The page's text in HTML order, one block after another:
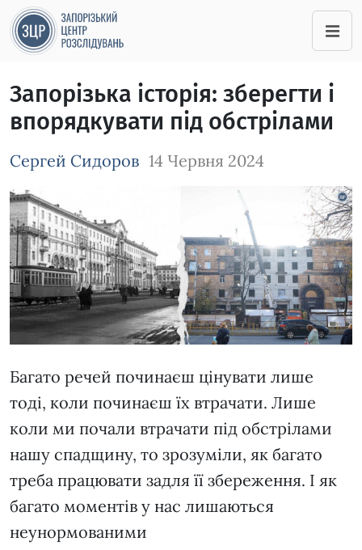
Запорізька історія: зберегти і
впорядкувати під обстрілами
Сергей Сидоров 14 Червня 2024
Зображення завантажується
Багато речей починаєш цінувати лише
тоді, коли починаєш їх втрачати. Лише
коли ми почали втрачати під обстрілами
нашу спадщину, то зрозуміли, як багато
треба працювати задля її збереження. І як
багато моментів у нас лишаються
неунормованими